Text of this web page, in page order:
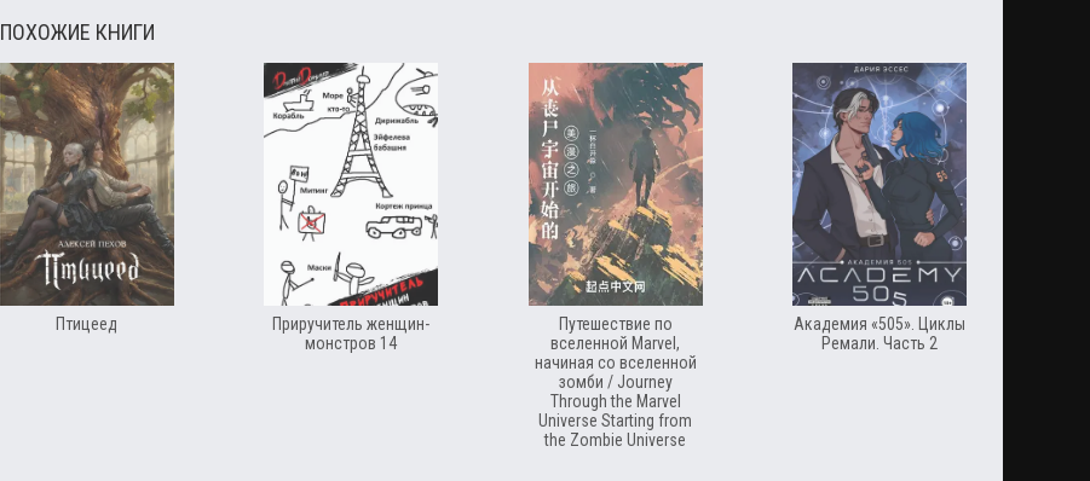
ПОХОЖИЕ КНИГИ
Птицеед
Приручитель женщин-
монстров 14
Путешествие по
вселенной Marvel,
начиная со вселенной
зомби / Journey
Through the Marvel
Universe Starting from
the Zombie Universe
Академия «505». Циклы
Ремали. Часть 2